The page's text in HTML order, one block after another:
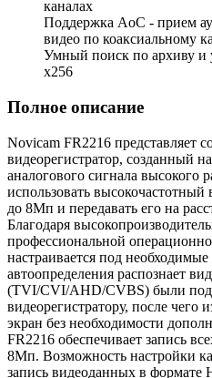
каналах
Поддержка AoC - прием
видео по коаксиальному
Умный поиск по архиву и
х256
Полное описание
Novicam FR2216 представляет
видеорегистратор, созданный
аналогового сигнала высокого
использовать
до 8Мп и передавать его на
Благодаря
профессиональной
настраивается под
автоопределения распознает
(TVI/CVI/AHD/CVBS) были
видеорегистратору, после чего
экран без необходимости
FR2216 обеспечивает запись
8Мп. Возможность настройки
запись видеоданных в формате